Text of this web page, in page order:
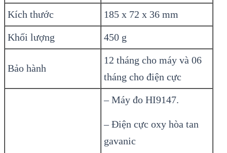
Kích thước 185 x 72 x 36 mm
Khối lượng 450 g
Bảo hành
12 tháng cho máy và 06
tháng cho điện cực
– Máy đo HI9147.
– Điện cực oxy hòa tan
gavanic